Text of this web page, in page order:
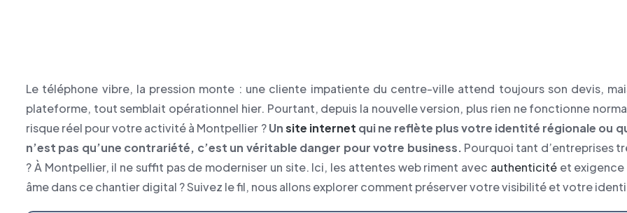
Le téléphone vibre, la pression monte : une cliente impatiente du centre-ville attend toujours son devis,
plateforme, tout semblait opérationnel hier. Pourtant, depuis la nouvelle version, plus rien ne fonctionne
risque réel pour votre activité à Montpellier ?Unsite internet qui ne reflète plus votre identité régionale ou
n’est pas qu’une contrariété, c’est un véritable danger pour votre business. Pourquoi tant d’entreprises
? À Montpellier, il ne suffit pas de moderniser un site. Ici, les attentes web riment avec authenticitéet exigence
âme dans ce chantier digital ? Suivez le fil, nous allons explorer comment préserver votre visibilité et votre